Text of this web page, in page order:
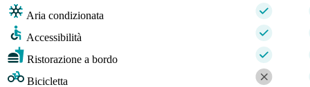
Aria condizionata
Accessibilità
Ristorazione a bordo
Bicicletta